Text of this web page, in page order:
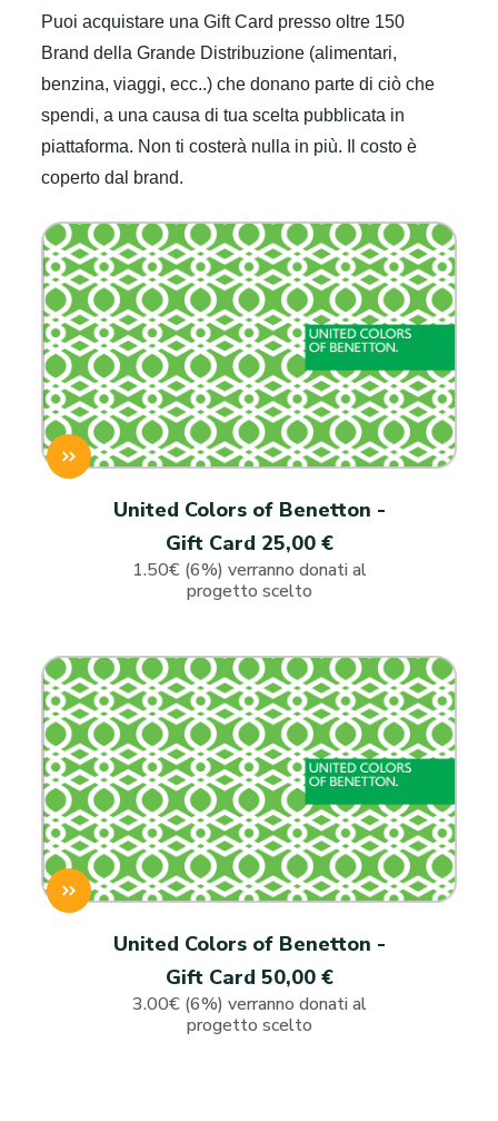
Puoi acquistare una Gift Card presso oltre 150
Brand della Grande Distribuzione (alimentari,
benzina, viaggi, ecc..) che donano parte di ciò che
spendi, a una causa di tua scelta pubblicata in
piattaforma. Non ti costerà nulla in più. Il costo è
coperto dal brand.
United Colors of Benetton -
Gift Card 25,00 €
1.50€ (6%) verranno donati al
progetto scelto
United Colors of Benetton -
Gift Card 50,00 €
3.00€ (6%) verranno donati al
progetto scelto